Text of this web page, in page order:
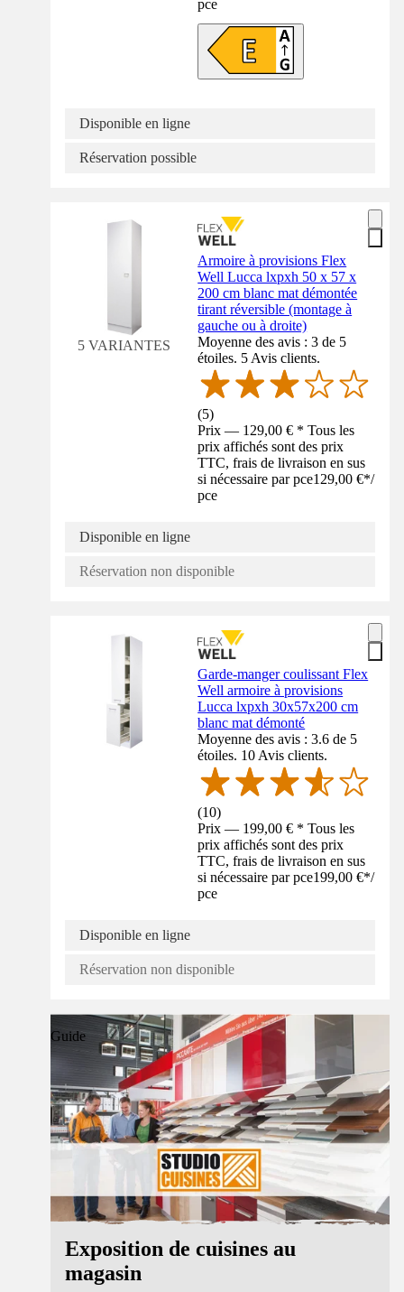
pce
Disponible en ligne
Réservation possible
5 VARIANTES
Armoire à provisions Flex
Well Lucca lxpxh 50 x 57 x
200 cm blanc mat démontée
tirant réversible (montage à
gauche ou à droite)
Moyenne des avis : 3 de 5
étoiles. 5 Avis clients.
(5)
Prix — 129,00 € * Tous les
prix affichés sont des prix
TTC, frais de livraison en sus
si nécessaire par pce129,00 €*/
pce
Disponible en ligne
Réservation non disponible
Garde-manger coulissant Flex
Well armoire à provisions
Lucca lxpxh 30x57x200 cm
blanc mat démonté
Moyenne des avis : 3.6 de 5
étoiles. 10 Avis clients.
(10)
Prix — 199,00 € * Tous les
prix affichés sont des prix
TTC, frais de livraison en sus
si nécessaire par pce199,00 €*/
pce
Disponible en ligne
Réservation non disponible
Guide
Exposition de cuisines au
magasin